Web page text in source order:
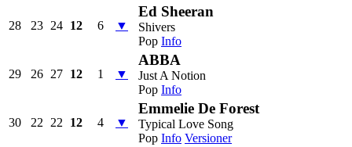
28 23 24 12 6 ▼
Ed Sheeran
Shivers
Pop Info
29 26 27 12 1 ▼
ABBA
Just A Notion
Pop Info
30 22 22 12 4 ▼
Emmelie De Forest
Typical Love Song
Pop Info Versioner